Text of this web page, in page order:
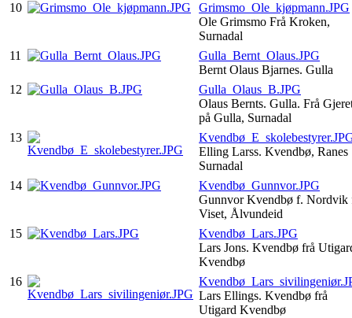
10
Grimsmo_Ole_kjøpmann.JPG
Ole Grimsmo Frå Kroken,
Surnadal
11
Gulla_Bernt_Olaus.JPG
Bernt Olaus Bjarnes. Gulla
12
Gulla_Olaus_B.JPG
Olaus Bernts. Gulla. Frå
på Gulla, Surnadal
13
Elling Larss. Kvendbø, Ranes
Surnadal
14
Kvendbø_Gunnvor.JPG
Gunnvor Kvendbø f. Nordvik
Viset, Ålvundeid
15
Kvendbø_Lars.JPG
Lars Jons. Kvendbø frå
Kvendbø
16
Lars Ellings. Kvendbø frå
Utigard Kvendbø